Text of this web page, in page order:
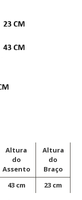
Altura
do
Assento
Altura
do
Braço
43 cm 23 cm